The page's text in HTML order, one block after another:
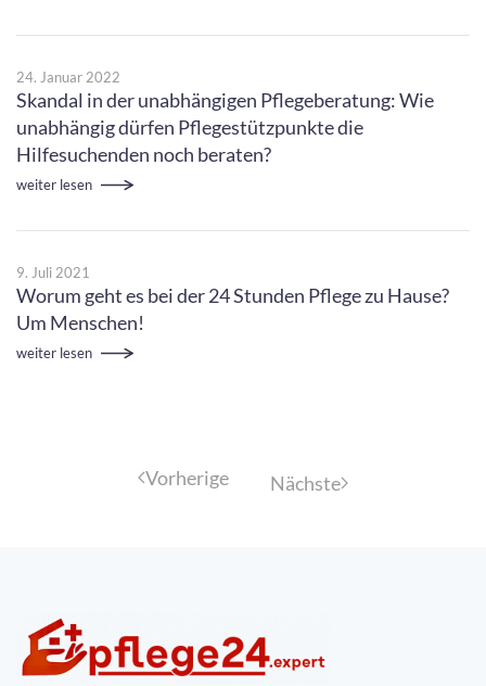
24. Januar 2022
Skandal in der unabhängigen Pflegeberatung: Wie
unabhängig dürfen Pflegestützpunkte die
Hilfesuchenden noch beraten?
weiter lesen
9. Juli 2021
Worum geht es bei der 24 Stunden Pflege zu Hause?
Um Menschen!
weiter lesen
Vorherige Nächste